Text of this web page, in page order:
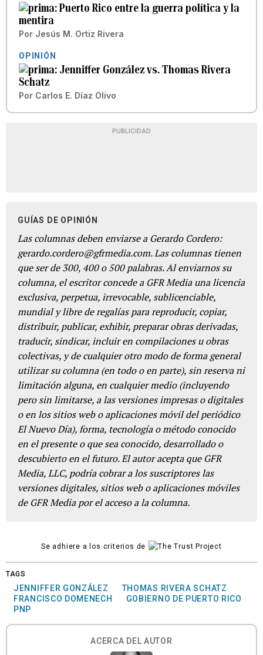
Puerto Rico entre la guerra política y la
mentira
Por Jesús M. Ortiz Rivera
OPINIÓN
Jenniffer González vs. Thomas Rivera
Schatz
Por Carlos E. Díaz Olivo
PUBLICIDAD
GUÍAS DE OPINIÓN
Las columnas deben enviarse a Gerardo Cordero:
gerardo.cordero@gfrmedia.com. Las columnas tienen
que ser de 300, 400 o 500 palabras. Al enviarnos su
columna, el escritor concede a GFR Media una licencia
exclusiva, perpetua, irrevocable, sublicenciable,
mundial y libre de regalías para reproducir, copiar,
distribuir, publicar, exhibir, preparar obras derivadas,
traducir, sindicar, incluir en compilaciones u obras
colectivas, y de cualquier otro modo de forma general
utilizar su columna (en todo o en parte), sin reserva ni
limitación alguna, en cualquier medio (incluyendo
pero sin limitarse, a las versiones impresas o digitales
o en los sitios web o aplicaciones móvil del periódico
El Nuevo Día), forma, tecnología o método conocido
en el presente o que sea conocido, desarrollado o
descubierto en el futuro. El autor acepta que GFR
Media, LLC, podría cobrar a los suscriptores las
versiones digitales, sitios web o aplicaciones móviles
de GFR Media por el acceso a la columna.
Se adhiere a los criterios de
TAGS
JENNIFFER GONZÁLEZ
THOMAS RIVERA SCHATZ
FRANCISCO DOMENECH
GOBIERNO DE PUERTO RICO
PNP
ACERCA DEL AUTOR